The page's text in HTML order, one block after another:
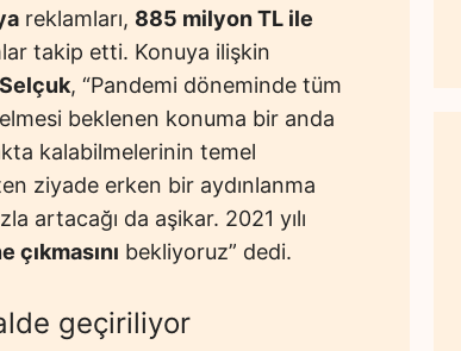
reklamları, 885 milyon TL ile
takip etti. Konuya ilişkin
, “Pandemi döneminde tüm
beklenen konuma bir anda
kalabilmelerinin temel
ziyade erken bir aydınlanma
artacağı da aşikar. 2021 yılı
çıkmasını bekliyoruz” dedi.
geçiriliyor